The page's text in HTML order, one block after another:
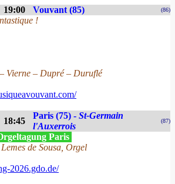
19:00 Vouvant (85) (86)
!
Vierne – Dupré – Duruflé
18:45
Paris (75) - St-Germain
l'Auxerrois
(87)
Paris
de Sousa, Orgel
2026.gdo.de/